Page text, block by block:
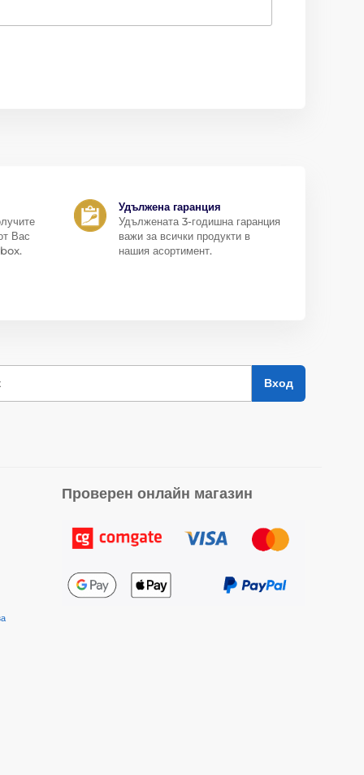
Вас
Удължена гаранция
Удължената 3-годишна гаранция
важи за всички продукти в
нашия асортимент.
Вход
Проверен онлайн магазин